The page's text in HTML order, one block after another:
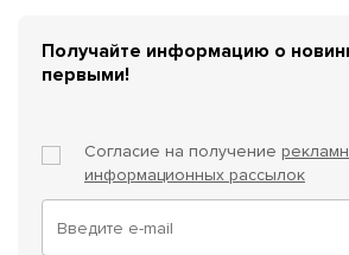
Получайте информацию о
первыми!
Согласие на получение
информационных рассылок